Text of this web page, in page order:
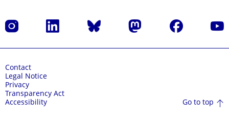
Instagram LinkedIn Bluesky Mastodon Facebook
Contact
Legal Notice
Privacy
Transparency Act
Accessibility
Go to top